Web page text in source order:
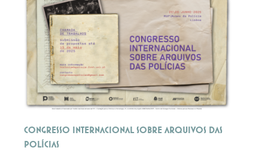
Congresso Internacional sobre Arquivos das
Polícias